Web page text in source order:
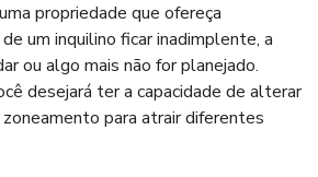
propriedade que ofereça
um inquilino ficar inadimplente, a
ou algo mais não for planejado.
desejará ter a capacidade de alterar
para atrair diferentes